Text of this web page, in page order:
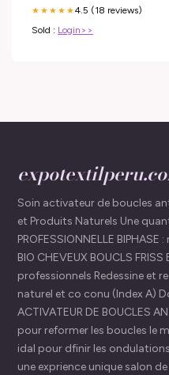
★★★★★4.5 (18 reviews)
Sold : Login>>
Soin activateur de boucles
et Produits Naturels Une
PROFESSIONNELLE
BIO CHEVEUX BOUCLS
professionnels Redessine et
naturel et co conu (Index A)
ACTIVATEUR DE BOUCLES
pour reformer les boucles le
idal pour dfinir les
une exprience unique salon de